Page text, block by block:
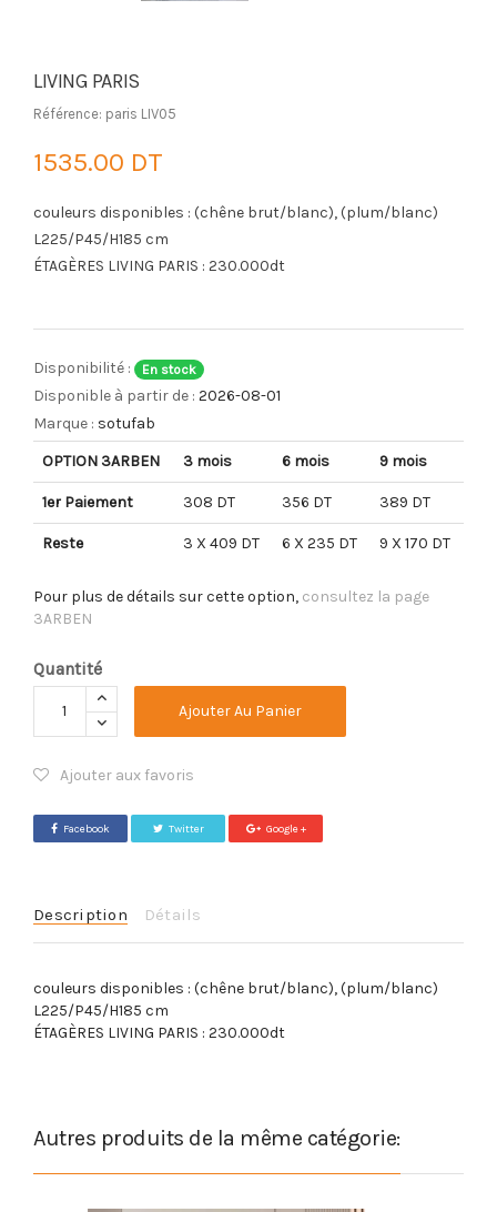
LIVING PARIS
Référence: paris LIV05
1535.00 DT
couleurs disponibles : (chêne brut/blanc), (plum/blanc)
L225/P45/H185 cm
ÉTAGÈRES LIVING PARIS : 230.000dt
Disponibilité : En stock
Disponible à partir de : 2026-08-01
Marque : sotufab
OPTION 3ARBEN
3 mois 6 mois 9 mois
1er Paiement 308 DT 356 DT 389 DT
Reste 3 X 409 DT 6 X 235 DT 9 X 170 DT
Pour plus de détails sur cette option, consultez la page
3ARBEN
Quantité
Ajouter Au Panier
Ajouter aux favoris
Facebook Twitter Google +
Description Détails
couleurs disponibles : (chêne brut/blanc), (plum/blanc)
L225/P45/H185 cm
ÉTAGÈRES LIVING PARIS : 230.000dt
Autres produits de la même catégorie: